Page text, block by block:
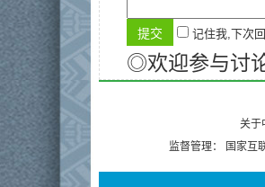
记住我,下次
◎欢迎参与讨
关于
监督管理：
国家互